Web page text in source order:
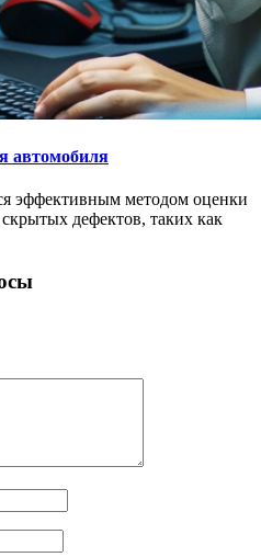
автомобиля
эффективным методом оценки
дефектов, таких как